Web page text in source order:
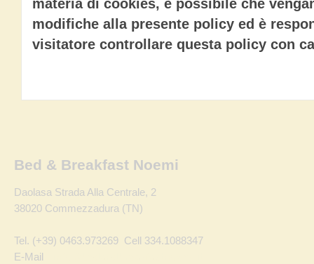
materia di cookies, è possibile che
modifiche alla presente policy ed è
visitatore controllare questa policy con
Bed & Breakfast Noemi
Daolasa Strada Alla Centrale, 2
38020 Commezzadura (TN)
Tel. (+39) 0463.973269 Cell 334.1088347
E-Mail